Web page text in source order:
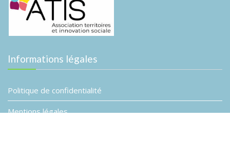
Informations légales
Politique de confidentialité
Mentions légales